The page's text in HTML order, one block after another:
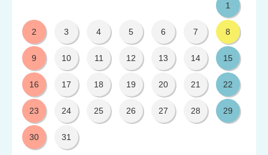
ト
カ
レ
ン
ダ
ー
1
2 3 4 5 6 7 8
9 10 11 12 13 14 15
16 17 18 19 20 21 22
23 24 25 26 27 28 29
30 31